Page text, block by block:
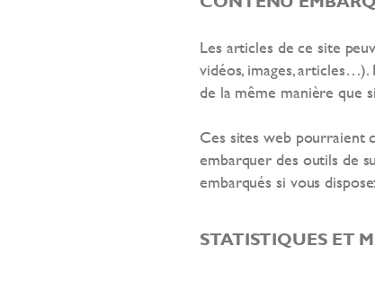
Les articles de ce site
vidéos, images,
de la même manière que
Ces sites web pourraient
embarquer des outils de
embarqués si vous
STATISTIQUES ET